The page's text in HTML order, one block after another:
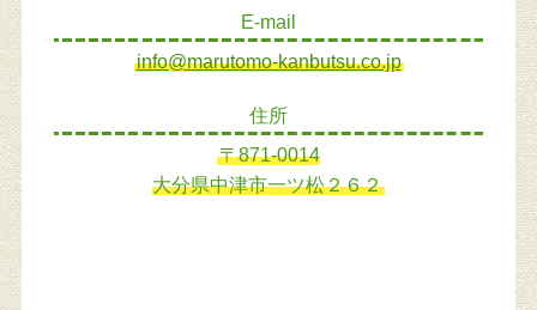
E-mail
info@marutomo-kanbutsu.co.jp
住所
〒871-0014
大分県中津市一ツ松２６２